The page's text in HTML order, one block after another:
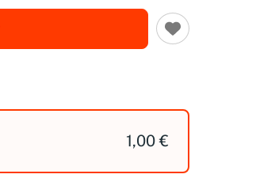
1,00 €